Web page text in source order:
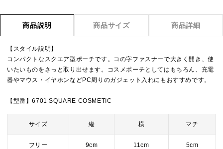
商品説明 商品サイズ 商品詳細
【スタイル説明】
コンパクトなスクエア型ポーチです。コの字ファスナーで大きく開き、使
いたいものをさっと取り出せます。コスメポーチとしてはもちろん、充電
器やマウス・イヤホンなどPC周りのガジェット入れにもおすすめです。
【型番】6701 SQUARE COSMETIC
サイズ 縦 横 マチ
フリー 9cm 11cm 5cm